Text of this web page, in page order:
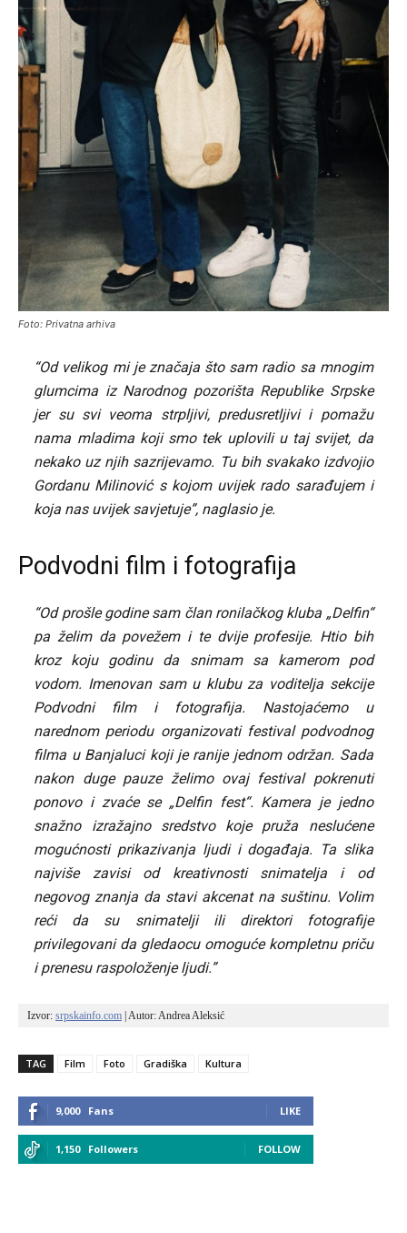
Foto: Privatna arhiva
“Od velikog mi je značaja što sam radio sa mnogim
glumcima iz Narodnog pozorišta Republike Srpske
jer su svi veoma strpljivi, predusretljivi i pomažu
nama mladima koji smo tek uplovili u taj svijet, da
nekako uz njih sazrijevamo. Tu bih svakako izdvojio
Gordanu Milinović s kojom uvijek rado sarađujem i
koja nas uvijek savjetuje”, naglasio je.
Podvodni film i fotografija
“Od prošle godine sam član ronilačkog kluba „Delfin“
pa želim da povežem i te dvije profesije. Htio bih
kroz koju godinu da snimam sa kamerom pod
vodom. Imenovan sam u klubu za voditelja sekcije
Podvodni film i fotografija. Nastojaćemo u
narednom periodu organizovati festival podvodnog
filma u Banjaluci koji je ranije jednom održan. Sada
nakon duge pauze želimo ovaj festival pokrenuti
ponovo i zvaće se „Delfin fest“. Kamera je jedno
snažno izražajno sredstvo koje pruža neslućene
mogućnosti prikazivanja ljudi i događaja. Ta slika
najviše zavisi od kreativnosti snimatelja i od
negovog znanja da stavi akcenat na suštinu. Volim
reći da su snimatelji ili direktori fotografije
privilegovani da gledaocu omoguće kompletnu priču
i prenesu raspoloženje ljudi.”
Izvor: srpskainfo.com | Autor: Andrea Aleksić
TAG Film Foto Gradiška Kultura
9,000 Fans LIKE
1,150 Followers FOLLOW